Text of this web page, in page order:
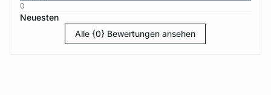
0
Neuesten
Alle {0} Bewertungen ansehen